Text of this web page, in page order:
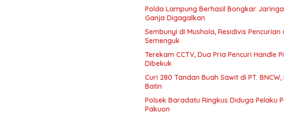
Polda Lampung Berhasil Bongkar
Ganja Digagalkan
Sembunyi di Mushola, Residivis
Semenguk
Terekam CCTV, Dua Pria Pencuri Handle
Dibekuk
Curi 280 Tandan Buah Sawit di PT.
Batin
Polsek Baradatu Ringkus Diduga Pelaku
Pakuon